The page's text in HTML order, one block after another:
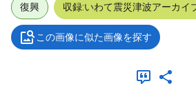
復興 収録:いわて震災津波アーカイ
この画像に似た画像を探す